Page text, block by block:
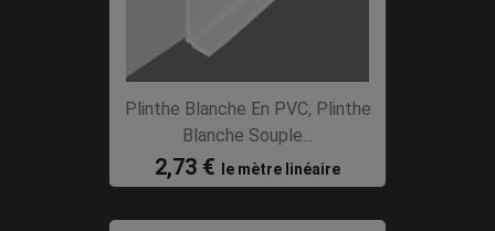
Plinthe Blanche En PVC, Plinthe
Blanche Souple...
2,73 € le mètre linéaire